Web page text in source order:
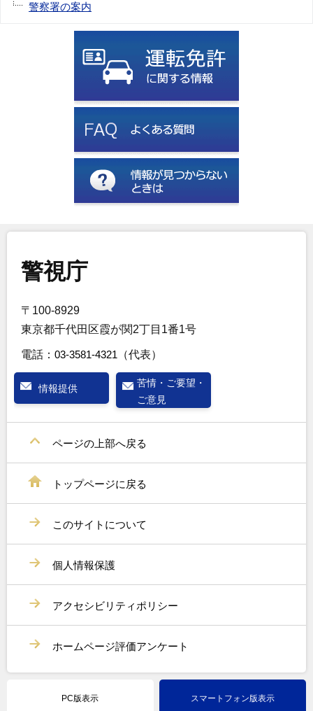
警察署の案内
警視庁
〒100-8929
東京都千代田区霞が関2丁目1番1号
電話： 03-3581-4321 （代表）
情報提供
苦情・ご要望・
ご意見
ページの上部へ戻る
トップページに戻る
このサイトについて
個人情報保護
アクセシビリティポリシー
ホームページ評価アンケート
PC版表示 スマートフォン版表示